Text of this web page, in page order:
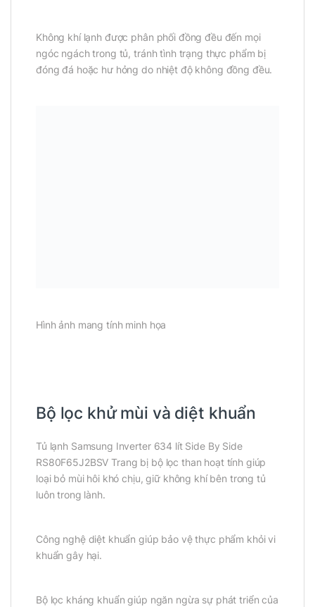
Không khí lạnh được phân phối đồng đều đến mọi
ngóc ngách trong tủ, tránh tình trạng thực phẩm bị
đóng đá hoặc hư hỏng do nhiệt độ không đồng đều.
Hình ảnh mang tính minh họa
Bộ lọc khử mùi và diệt khuẩn
Tủ lạnh Samsung Inverter 634 lít Side By Side
RS80F65J2BSV Trang bị bộ lọc than hoạt tính giúp
loại bỏ mùi hôi khó chịu, giữ không khí bên trong tủ
luôn trong lành.
Công nghệ diệt khuẩn giúp bảo vệ thực phẩm khỏi vi
khuẩn gây hại.
Bộ lọc kháng khuẩn giúp ngăn ngừa sự phát triển của